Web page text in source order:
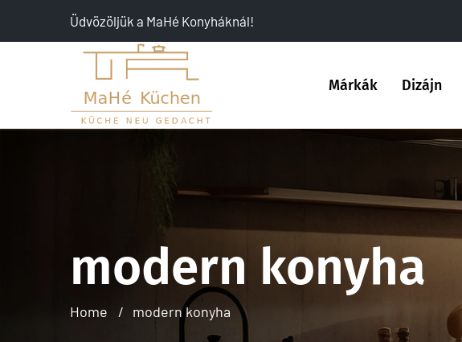
Üdvözöljük a MaHé Konyháknál!
Márkák Dizájn
modern konyha
Home modern konyha